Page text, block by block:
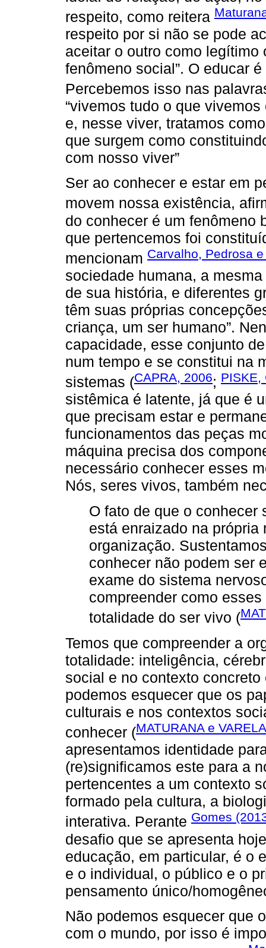
respeito, como reitera
respeito por si não se pode
aceitar o outro como
fenômeno social”. O educar
Percebemos isso nas
“vivemos tudo o que
e, nesse viver, tratamos
que surgem como
com nosso viver”
Ser ao conhecer e estar em
movem nossa existência,
do conhecer é um fenômeno
que pertencemos foi
mencionam Carvalho, Pedrosa
sociedade humana, a
de sua história, e diferentes
têm suas próprias
criança, um ser humano”.
capacidade, esse conjunto
num tempo e se constitui na
sistemas (CAPRA, 2006; PISKE,
sistêmica é latente, já que é
que precisam estar e
funcionamentos das peças
máquina precisa dos
necessário conhecer esses
Nós, seres vivos, também
O fato de que o conhecer
está enraizado na
organização.
conhecer não podem ser
exame do sistema
compreender como
totalidade do ser vivo (
Temos que compreender a
totalidade: inteligência,
social e no contexto
podemos esquecer que os
culturais e nos contextos
conhecer (MATURANA e
apresentamos identidade
(re)significamos este para a
pertencentes a um contexto
formado pela cultura, a
interativa. Perante Gomes
desafio que se apresenta
educação, em particular, é o
e o individual, o público e o
pensamento único/
Não podemos esquecer que
com o mundo, por isso é